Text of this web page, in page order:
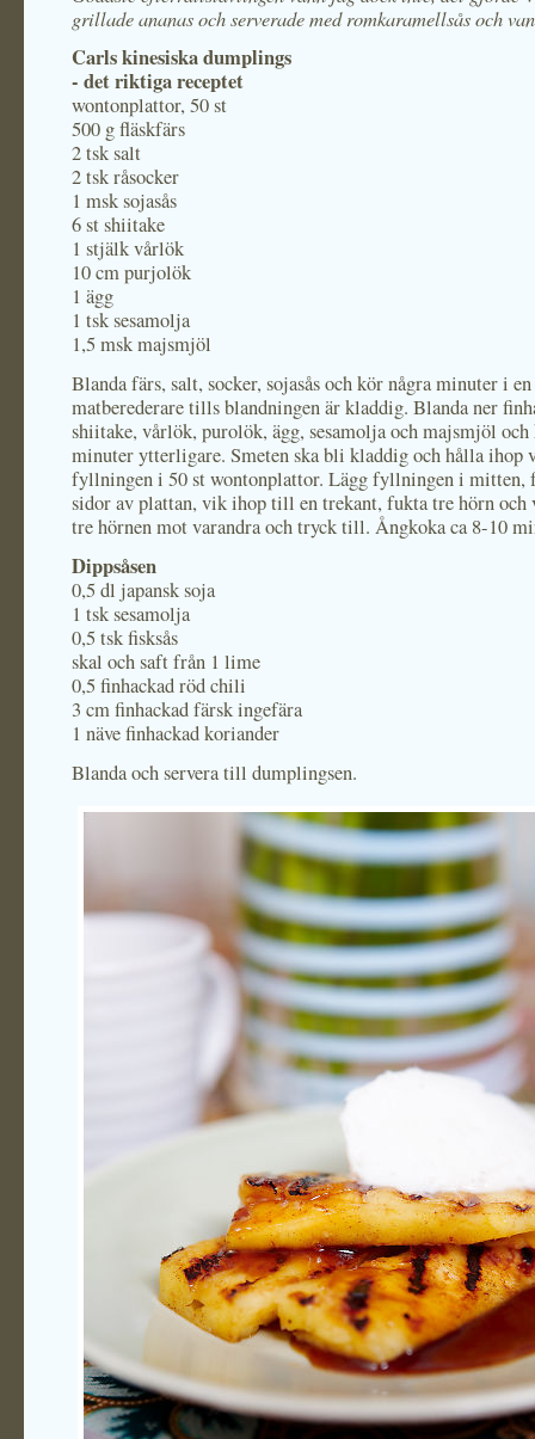
grillade ananas och serverade med romkaramellsås och
Carls kinesiska dumplings
- det riktiga receptet
wontonplattor, 50 st
500 g fläskfärs
2 tsk salt
2 tsk råsocker
1 msk sojasås
6 st shiitake
1 stjälk vårlök
10 cm purjolök
1 ägg
1 tsk sesamolja
1,5 msk majsmjöl
Blanda färs, salt, socker, sojasås och kör några minuter i en
matberederare tills blandningen är kladdig. Blanda ner
shiitake, vårlök, purolök, ägg, sesamolja och majsmjöl och
minuter ytterligare. Smeten ska bli kladdig och hålla ihop
fyllningen i 50 st wontonplattor. Lägg fyllningen i mitten,
sidor av plattan, vik ihop till en trekant, fukta tre hörn och
tre hörnen mot varandra och tryck till. Ångkoka ca 8-10
Dippsåsen
0,5 dl japansk soja
1 tsk sesamolja
0,5 tsk fisksås
skal och saft från 1 lime
0,5 finhackad röd chili
3 cm finhackad färsk ingefära
1 näve finhackad koriander
Blanda och servera till dumplingsen.